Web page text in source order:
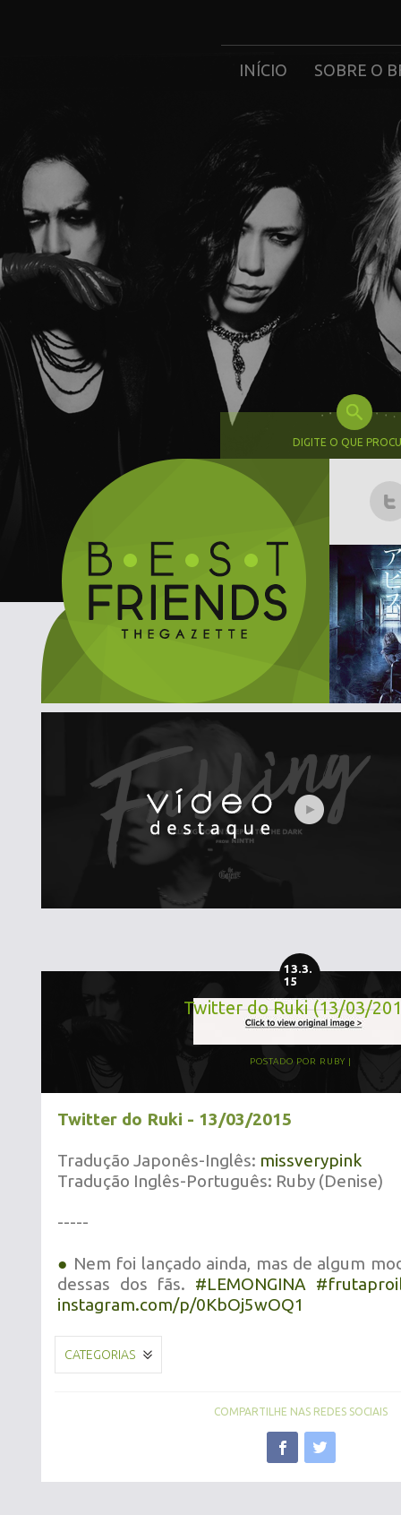
INÍCIO SOBRE O
DIGITE O QUE
13.3.
15
Twitter do Ruki (13/03/
POSTADO POR RUBY
Twitter do Ruki - 13/03/2015
Tradução Japonês-Inglês: missverypink
Tradução Inglês-Português: Ruby (Denise)
-----
● Nem foi lançado ainda, mas de algum
dessas dos fãs. ‪#‎LEMONGINA‬ ‪#‎
instagram.com/p/0KbOj5wOQ1
CATEGORIAS
COMPARTILHE NAS REDES SOCIAIS